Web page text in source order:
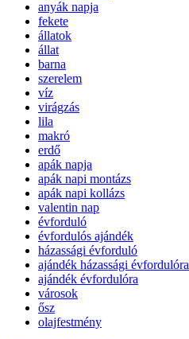
anyák napja
fekete
állatok
állat
barna
szerelem
víz
virágzás
lila
makró
erdő
apák napja
apák napi montázs
apák napi kollázs
valentin nap
évforduló
évfordulós ajándék
házassági évforduló
ajándék házassági évfordulóra
ajándék évfordulóra
városok
ősz
olajfestmény